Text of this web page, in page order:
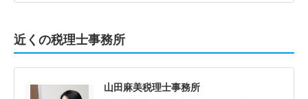
近くの税理士事務所
山田麻美税理士事務所